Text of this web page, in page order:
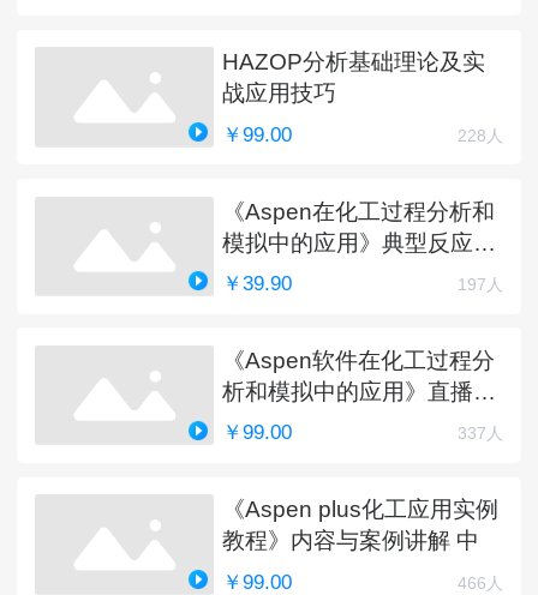
HAZOP分析基础理论及实
战应用技巧
￥99.00 228人
《Aspen在化工过程分析和
模拟中的应用》典型反应工
艺详解
￥39.90 197人
《Aspen软件在化工过程分
析和模拟中的应用》直播课
程（完）
￥99.00 337人
《Aspen plus化工应用实例
教程》内容与案例讲解 中
￥99.00 466人